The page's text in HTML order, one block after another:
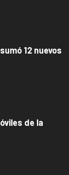
12 nuevos
de la